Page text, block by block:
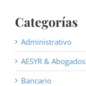
Categorías
Administrativo
AESYR & Abogados
Bancario